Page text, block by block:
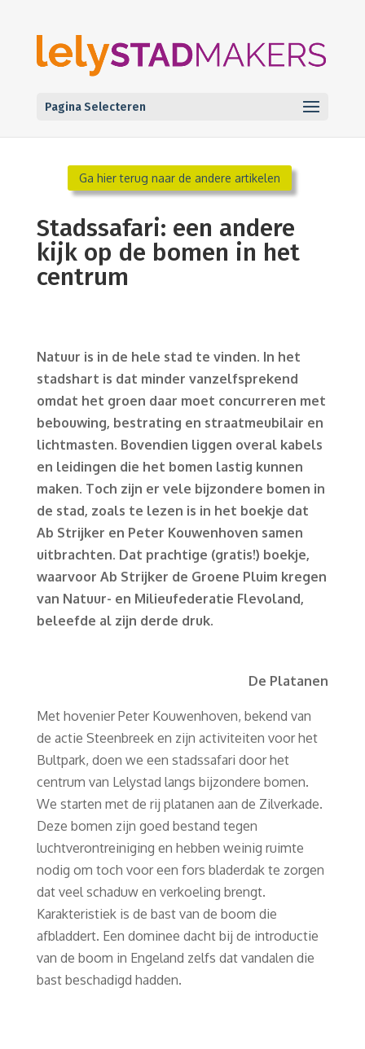
Pagina Selecteren
Ga hier terug naar de andere artikelen
Stadssafari: een andere
kijk op de bomen in het
centrum
Natuur is in de hele stad te vinden. In het
stadshart is dat minder vanzelfsprekend
omdat het groen daar moet concurreren met
bebouwing, bestrating en straatmeubilair en
lichtmasten. Bovendien liggen overal kabels
en leidingen die het bomen lastig kunnen
maken. Toch zijn er vele bijzondere bomen in
de stad, zoals te lezen is in het boekje dat
Ab Strijker en Peter Kouwenhoven samen
uitbrachten. Dat prachtige (gratis!) boekje,
waarvoor Ab Strijker de Groene Pluim kregen
van Natuur- en Milieufederatie Flevoland,
beleefde al zijn derde druk.
De Platanen
Met hovenier Peter Kouwenhoven, bekend van
de actie Steenbreek en zijn activiteiten voor het
Bultpark, doen we een stadssafari door het
centrum van Lelystad langs bijzondere bomen.
We starten met de rij platanen aan de Zilverkade.
Deze bomen zijn goed bestand tegen
luchtverontreiniging en hebben weinig ruimte
nodig om toch voor een fors bladerdak te zorgen
dat veel schaduw en verkoeling brengt.
Karakteristiek is de bast van de boom die
afbladdert. Een dominee dacht bij de introductie
van de boom in Engeland zelfs dat vandalen die
bast beschadigd hadden.